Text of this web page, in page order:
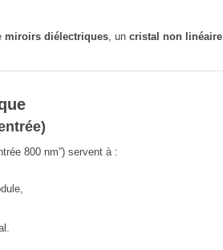
miroirs diélectriques , un cristal non linéaire
800 nm”) servent à :